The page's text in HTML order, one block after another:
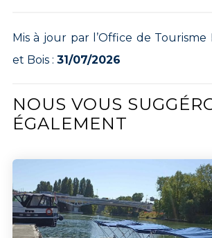
Mis à jour par l’Office de Tourisme
et Bois : 31/07/2026
NOUS VOUS
ÉGALEMENT